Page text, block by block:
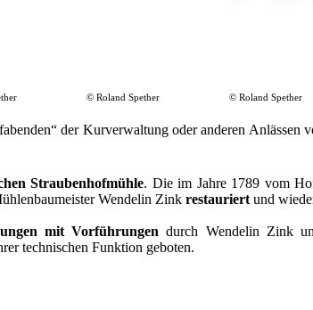
© Roland Spether © Roland Spether
der Kurverwaltung oder anderen
Straubenhofmühle. Die im Jahre 1789 vom
Wendelin Zink restauriert und
mit Vorführungen durch Wendelin Zink
technischen Funktion geboten.